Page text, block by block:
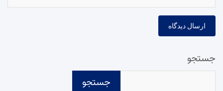
جستجو
جستجو